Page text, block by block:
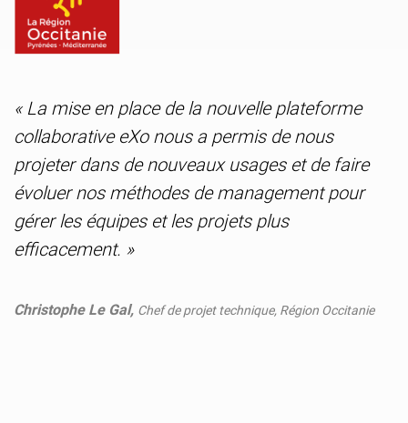
« La mise en place de la nouvelle plateforme
collaborative eXo nous a permis de nous
projeter dans de nouveaux usages et de faire
évoluer nos méthodes de management pour
gérer les équipes et les projets plus
efficacement. »
Christophe Le Gal, Chef de projet technique, Région Occitanie